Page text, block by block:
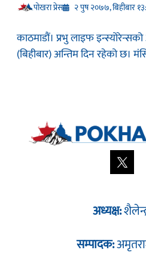
प‍ोखरा प्रेस २ पुष २०७७, बिहीबार
काठमाडौं। प्रभु लाइफ
(बिहीबार) अन्तिम दिन रहेको छ।
अध्यक्ष:
सम्पादक: